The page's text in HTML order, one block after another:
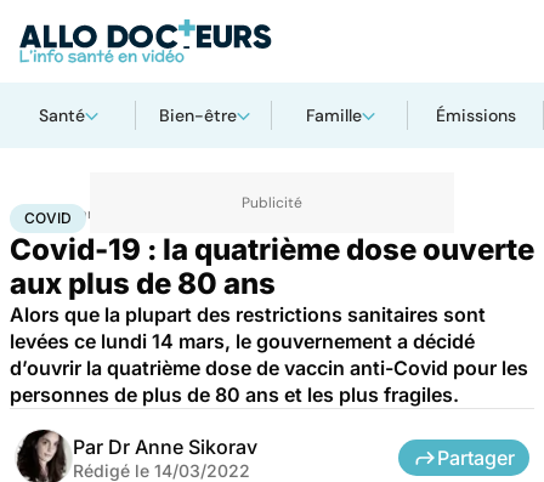
Santé Bien-être Famille Émissions
Accueil Santé
COVID
Covid-19 : la quatrième dose ouverte
aux plus de 80 ans
Alors que la plupart des restrictions sanitaires sont
levées ce lundi 14 mars, le gouvernement a décidé
d’ouvrir la quatrième dose de vaccin anti-Covid pour les
personnes de plus de 80 ans et les plus fragiles.
Par Dr Anne Sikorav
Rédigé le 14/03/2022
Partager